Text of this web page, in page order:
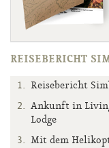
REISEBERICHT
Reisebericht
Ankunft in
Lodge
Mit dem